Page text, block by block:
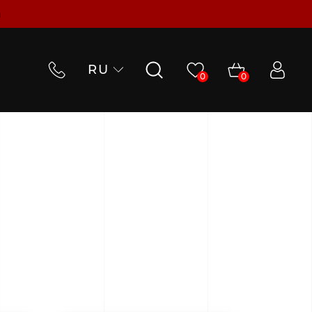
RU 0 0